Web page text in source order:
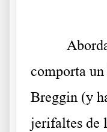
comporta
Breggin (y
jerifaltes de